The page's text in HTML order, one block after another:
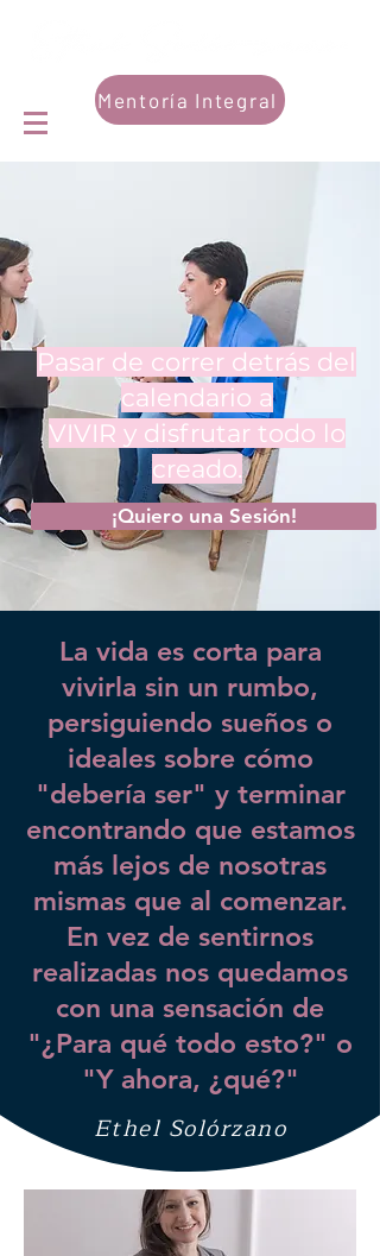
Mentoría Integral
Pasar de correr detrás del
calendario a
VIVIR y disfrutar todo lo
creado.
¡Quiero una Sesión!
La vida es corta para
vivirla sin un rumbo,
persiguiendo sueños o
ideales sobre cómo
"debería ser" y terminar
encontrando que estamos
más lejos de nosotras
mismas que al comenzar.
En vez de sentirnos
realizadas nos quedamos
con una sensación de
"¿Para qué todo esto?" o
"Y ahora, ¿qué?"
Ethel Solórzano